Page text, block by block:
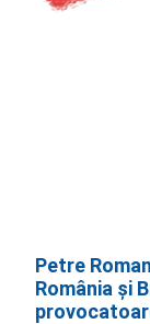
Petre
România și